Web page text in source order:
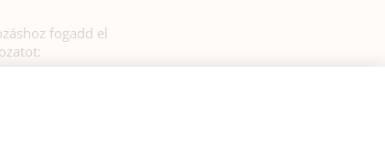
fogadd el